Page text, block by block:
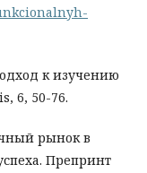
к изучению
6, 50-76.
рынок в
Препринт